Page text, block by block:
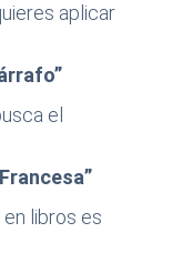
aplicar
el
libros es